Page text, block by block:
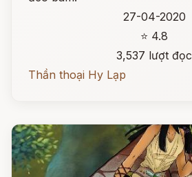
27-04-2020
⭐ 4.8
3,537 lượt đọc
Thần thoại Hy Lạp